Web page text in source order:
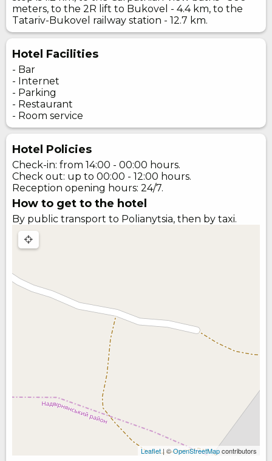
meters, to the 2R lift to Bukovel - 4.4 km, to the
Tatariv-Bukovel railway station - 12.7 km.
Hotel Facilities
- Bar
- Internet
- Parking
- Restaurant
- Room service
Hotel Policies
Check-in: from 14:00 - 00:00 hours.
Check out: up to 00:00 - 12:00 hours.
Reception opening hours: 24/7.
How to get to the hotel
By public transport to Polianytsia, then by taxi.
Leaflet| ©OpenStreetMapcontributors